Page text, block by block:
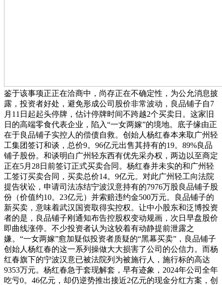
鉴于该事项正正在洽商中，尚存正在不确定性，为公允消息披
露，投资者好处，避免形成公司股价非常波动，良品铺子自7
月11日起起头停牌，估计停牌时间不跨越2个买卖日。这家旧
日的高端零食代表企业，陷入“一女两嫁”的境地。底子缘由正
在于良品铺子实控人的偿债自救。创始人杨红春本来取广州轻
工集团签订和谈，总价9。96亿元出售其持有的19。89%良品
铺子股份。和谈明白广州轻东西有优先采办权，两边以至商定
正在5月28日前签订正式买卖合同。杨红春并未实的和广州轻
工签订买卖合同，买卖总价14。9亿元。对此广州轻工向法院
提告状讼，申请司法冻结宁波汉意持有的7976万股良品铺子股
份（价值约10。23亿元）并索赔违约金500万元。良品铺子的
新买卖，意味着武汉国资取得实控权。让中小股东和泛博投资
者的是，良品铺子刚通知布告控股权变动规画，次日早盘股价
即曲线涨停。不少投资者认为这较着有动静提前泄露之
嫌。“一女两嫁”愈加疑似投资者质疑的“黑幕买卖”，良品铺子
创始人杨红春的这一系列操做大大损害了公司的公信力。而杨
红春旗下的宁波汉意已被法院列为被施行人，施行标的高达
9353万元。杨红春急于套现解套，早有迹象，2024年公司全年
吃亏0。46亿元，却仍逆势推出接近2亿元的现金分红方案，创